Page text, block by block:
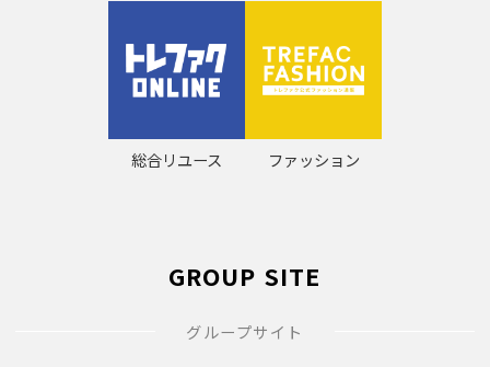
総合リユース ファッション
GROUP SITE
グループサイト